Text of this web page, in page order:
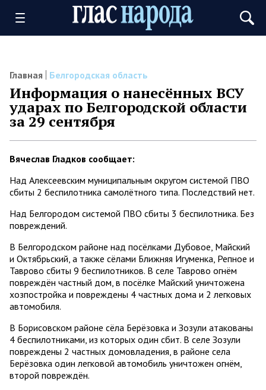
Главная Белгородская область
Информация о нанесённых ВСУ
ударах по Белгородской области
за 29 сентября
Вячеслав Гладков сообщает:
Над Алексеевским муниципальным округом системой ПВО
сбиты 2 беспилотника самолётного типа. Последствий нет.
Над Белгородом системой ПВО сбиты 3 беспилотника. Без
повреждений.
В Белгородском районе над посёлками Дубовое, Майский
и Октябрьский, а также сёлами Ближняя Игуменка, Репное и
Таврово сбиты 9 беспилотников. В селе Таврово огнём
повреждён частный дом, в посёлке Майский уничтожена
хозпостройка и повреждены 4 частных дома и 2 легковых
автомобиля.
В Борисовском районе сёла Берёзовка и Зозули атакованы
4 беспилотниками, из которых один сбит. В селе Зозули
повреждены 2 частных домовладения, в районе села
Берёзовка один легковой автомобиль уничтожен огнём,
второй повреждён.